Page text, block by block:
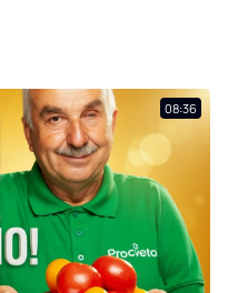
08:36